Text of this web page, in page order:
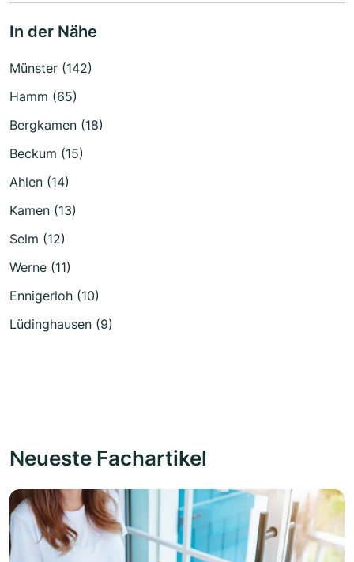
In der Nähe
Münster (142)
Hamm (65)
Bergkamen (18)
Beckum (15)
Ahlen (14)
Kamen (13)
Selm (12)
Werne (11)
Ennigerloh (10)
Lüdinghausen (9)
Neueste Fachartikel